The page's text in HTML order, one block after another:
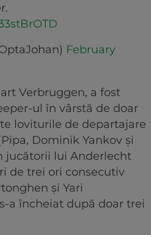
February
Verbruggen, a fost
ul în vârstă de doar
loviturile de departajare
Dominik Yankov și
jucătorii lui Anderlecht
de trei ori consecutiv
și Yari
a încheiat după doar trei